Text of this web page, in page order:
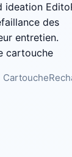
ideation
des
entretien.
cartouche